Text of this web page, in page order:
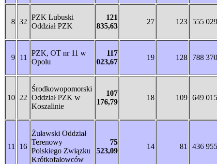
8 32
PZK Lubuski
Oddział PZK
121
835,63
27 123 555 029
9 11
PZK, OT nr 11 w
Opolu
117
023,67
19 128 788 370
10 22
Środkowopomorski
Oddział PZK w
Koszalinie
107
176,79
18 109 649 015
11 16
Żuławski Oddział
Terenowy
Polskiego Związku
Krótkofalowców
75
523,09
14 81 436 955